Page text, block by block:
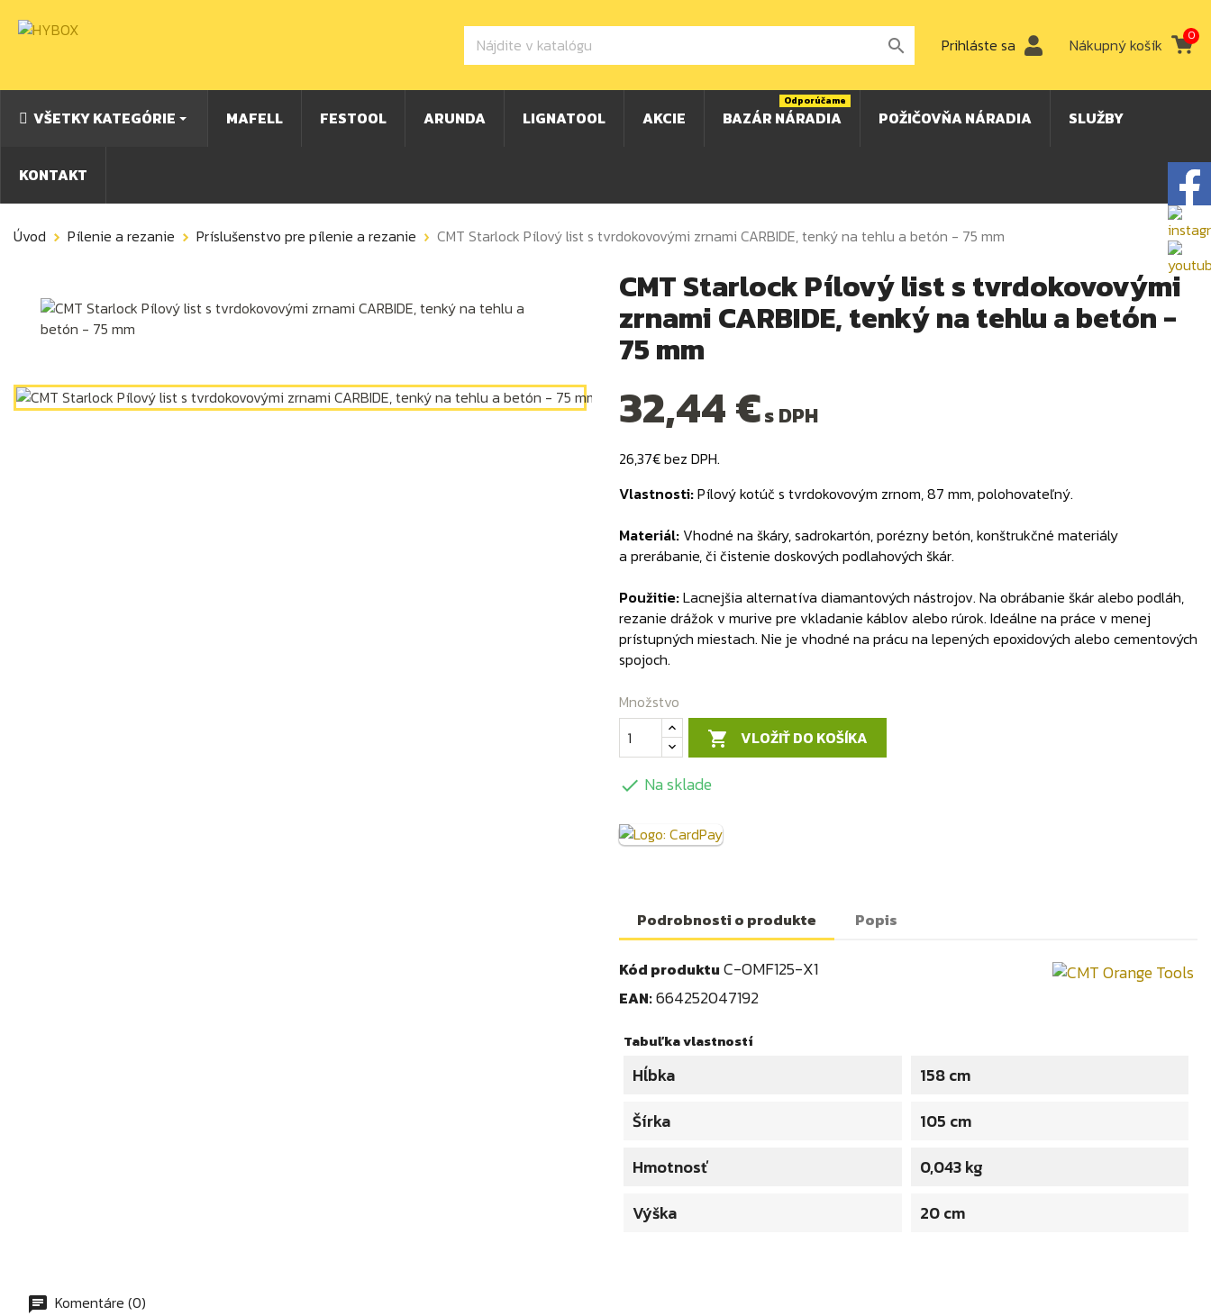
 Prihláste sa Nákupný košík 0
VŠETKY KATEGÓRIE MAFELL FESTOOL ARUNDA LIGNATOOL AKCIE BAZÁR NÁRADIA
Odporúčame
POŽIČOVŇA NÁRADIA SLUŽBY
KONTAKT
Úvod Pílenie a rezanie Príslušenstvo pre pílenie a rezanie CMT Starlock Pílový list s tvrdokovovými zrnami CARBIDE, tenký na tehlu a betón - 75 mm
CMT Starlock Pílový list s tvrdokovovými
zrnami CARBIDE, tenký na tehlu a betón -
75 mm
32,44 €s DPH
26,37€ bez DPH.
Vlastnosti:Pílový kotúč s tvrdokovovým zrnom, 87 mm, polohovateľný.
Materiál: Vhodné na škáry, sadrokartón, porézny betón, konštrukčné materiály
a prerábanie, či čistenie doskových podlahových škár.
Použitie:Lacnejšia alternatíva diamantových nástrojov. Na obrábanie škár alebo podláh,
rezanie drážok v murive pre vkladanie káblov alebo rúrok. Ideálne na práce v menej
prístupných miestach. Nie je vhodné na prácu na lepených epoxidových alebo cementových
spojoch.
Množstvo

VLOŽIŤ DO KOŠÍKA
 Na sklade
Podrobnosti o produkte Popis
Kód produktu C-OMF125-X1
EAN:664252047192
Tabuľka vlastností
Hĺbka
158 cm
Šírka
105 cm
Hmotnosť
0,043 kg
Výška
20 cm
Komentáre (0)